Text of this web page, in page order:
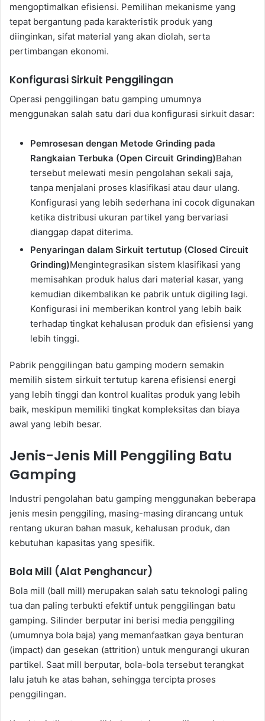
mengoptimalkan efisiensi. Pemilihan mekanisme yang
tepat bergantung pada karakteristik produk yang
diinginkan, sifat material yang akan diolah, serta
pertimbangan ekonomi.
Konfigurasi Sirkuit Penggilingan
Operasi penggilingan batu gamping umumnya
menggunakan salah satu dari dua konfigurasi sirkuit dasar:
Pemrosesan dengan Metode Grinding pada
Rangkaian Terbuka (Open Circuit Grinding)Bahan
tersebut melewati mesin pengolahan sekali saja,
tanpa menjalani proses klasifikasi atau daur ulang.
Konfigurasi yang lebih sederhana ini cocok digunakan
ketika distribusi ukuran partikel yang bervariasi
dianggap dapat diterima.
Penyaringan dalam Sirkuit tertutup (Closed Circuit
Grinding)Mengintegrasikan sistem klasifikasi yang
memisahkan produk halus dari material kasar, yang
kemudian dikembalikan ke pabrik untuk digiling lagi.
Konfigurasi ini memberikan kontrol yang lebih baik
terhadap tingkat kehalusan produk dan efisiensi yang
lebih tinggi.
Pabrik penggilingan batu gamping modern semakin
memilih sistem sirkuit tertutup karena efisiensi energi
yang lebih tinggi dan kontrol kualitas produk yang lebih
baik, meskipun memiliki tingkat kompleksitas dan biaya
awal yang lebih besar.
Jenis-Jenis Mill Penggiling Batu
Gamping
Industri pengolahan batu gamping menggunakan beberapa
jenis mesin penggiling, masing-masing dirancang untuk
rentang ukuran bahan masuk, kehalusan produk, dan
kebutuhan kapasitas yang spesifik.
Bola Mill (Alat Penghancur)
Bola mill (ball mill) merupakan salah satu teknologi paling
tua dan paling terbukti efektif untuk penggilingan batu
gamping. Silinder berputar ini berisi media penggiling
(umumnya bola baja) yang memanfaatkan gaya benturan
(impact) dan gesekan (attrition) untuk mengurangi ukuran
partikel. Saat mill berputar, bola-bola tersebut terangkat
lalu jatuh ke atas bahan, sehingga tercipta proses
penggilingan.